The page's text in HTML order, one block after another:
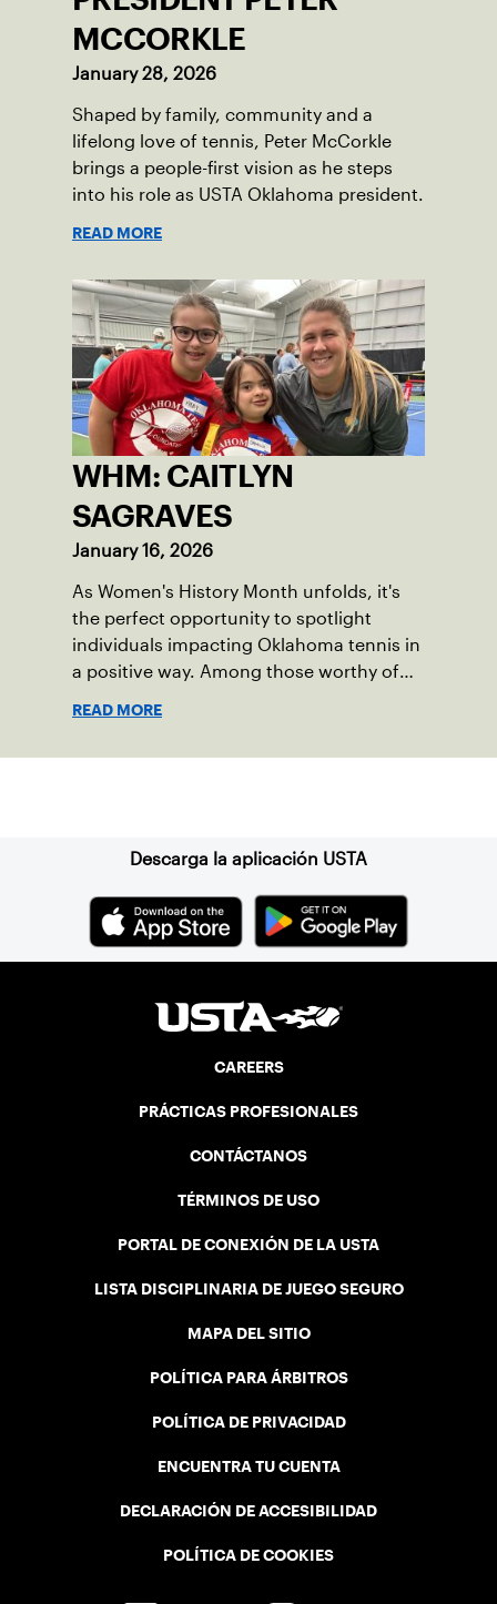
MCCORKLE
January 28, 2026
Shaped by family, community and a
lifelong love of tennis, Peter McCorkle
brings a people-first vision as he steps
into his role as USTA Oklahoma president.
READ MORE
WHM: CAITLYN
SAGRAVES
January 16, 2026
As Women's History Month unfolds, it's
the perfect opportunity to spotlight
individuals impacting Oklahoma tennis in
a positive way. Among those worthy of
READ MORE
Descarga la aplicación USTA
CAREERS
PRÁCTICAS PROFESIONALES
CONTÁCTANOS
TÉRMINOS DE USO
PORTAL DE CONEXIÓN DE LA USTA
LISTA DISCIPLINARIA DE JUEGO SEGURO
MAPA DEL SITIO
POLÍTICA PARA ÁRBITROS
POLÍTICA DE PRIVACIDAD
ENCUENTRA TU CUENTA
DECLARACIÓN DE ACCESIBILIDAD
POLÍTICA DE COOKIES